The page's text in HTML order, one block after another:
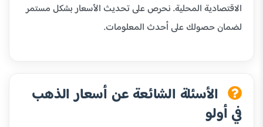
الاقتصادية المحلية. نحرص على تحديث الأسعار بشكل مستمر
لضمان حصولك على أحدث المعلومات.
الأسئلة الشائعة عن أسعار الذهب
في أولو